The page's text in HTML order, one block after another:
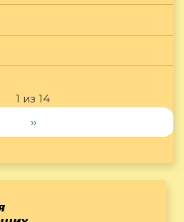
1 из 14
››